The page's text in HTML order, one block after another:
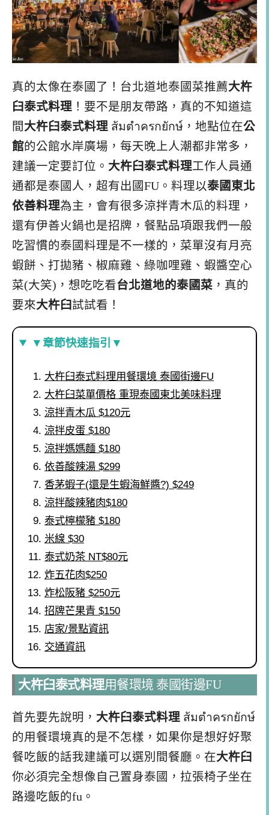
真的太像在泰國了！台北道地泰國菜推薦大杵
臼泰式料理 ！要不是朋友帶路，真的不知道這
間大杵臼泰式料理 ส้มตําครกยักษ์，地點位在公
館的公館水岸廣場，每天晚上人潮都非常多，
建議一定要訂位。 大杵臼泰式料理工作人員通
通都是泰國人，超有出國FU。料理以泰國東北
依善料理為主，會有很多涼拌青木瓜的料理，
還有伊善火鍋也是招牌，餐點品項跟我們一般
吃習慣的泰國料理是不一樣的，菜單沒有月亮
蝦餅、打拋豬、椒麻雞、綠咖哩雞、蝦醬空心
菜(大笑)，想吃吃看台北道地的泰國菜 ，真的
要來大杵臼試試看！
▼章節快速指引▼
大杵臼泰式料理用餐環境 泰國街邊FU
大杵臼菜單價格 重現泰國東北美味料理
涼拌青木瓜 $120元
涼拌皮蛋 $180
涼拌媽媽麵 $180
依善酸辣湯 $299
香茅蝦子(還是生蝦海鮮醬?) $249
涼拌酸辣豬肉$180
泰式檸檬豬 $180
米線 $30
泰式奶茶 NT$80元
炸五花肉$250
炸松阪豬 $250元
招牌芒果青 $150
店家/景點資訊
交通資訊
大杵臼泰式料理用餐環境 泰國街邊FU
首先要先說明， 大杵臼泰式料理 ส้มตําครกยักษ์
的用餐環境真的是不怎樣，如果你是想好好聚
餐吃飯的話我建議可以選別間餐廳。在大杵臼
你必須完全想像自己置身泰國，拉張椅子坐在
路邊吃飯的fu。